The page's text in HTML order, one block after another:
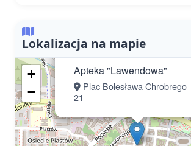
Lokalizacja na mapie
Apteka "Lawendowa"
Plac Bolesława Chrobrego
21
+
−